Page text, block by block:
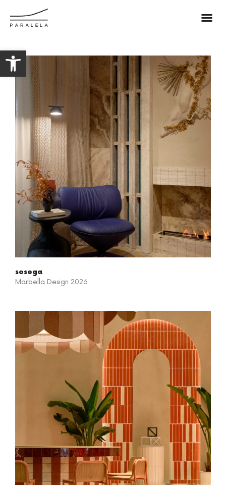
Abrir barra de herramientas
sosega
Marbella Design 2026